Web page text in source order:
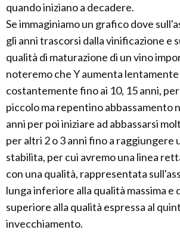
quando iniziano a decadere.
Se immaginiamo un grafico dove
gli anni trascorsi dalla vinificazione e
qualità di maturazione di un vino
noteremo che Y aumenta lentamente
costantemente fino ai 10, 15 anni,
piccolo ma repentino abbassamento
anni per poi iniziare ad abbassarsi
per altri 2 o 3 anni fino a raggiungere
stabilita, per cui avremo una linea
con una qualità, rappresentata
lunga inferiore alla qualità massima e
superiore alla qualità espressa al
invecchiamento.